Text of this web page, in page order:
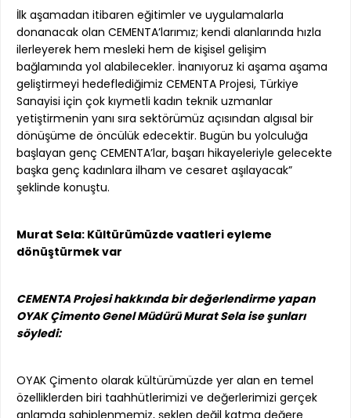
İlk aşamadan itibaren eğitimler ve uygulamalarla
donanacak olan CEMENTA’larımız; kendi alanlarında hızla
ilerleyerek hem mesleki hem de kişisel gelişim
bağlamında yol alabilecekler. İnanıyoruz ki aşama aşama
geliştirmeyi hedeflediğimiz CEMENTA Projesi, Türkiye
Sanayisi için çok kıymetli kadın teknik uzmanlar
yetiştirmenin yanı sıra sektörümüz açısından algısal bir
dönüşüme de öncülük edecektir. Bugün bu yolculuğa
başlayan genç CEMENTA’lar, başarı hikayeleriyle gelecekte
başka genç kadınlara ilham ve cesaret aşılayacak”
şeklinde konuştu.
Murat Sela: Kültürümüzde vaatleri eyleme
dönüştürmek var
CEMENTA Projesi hakkında bir değerlendirme yapan
OYAK Çimento Genel Müdürü Murat Sela ise şunları
söyledi:
OYAK Çimento olarak kültürümüzde yer alan en temel
özelliklerden biri taahhütlerimizi ve değerlerimizi gerçek
anlamda sahiplenmemiz, şeklen değil katma değere